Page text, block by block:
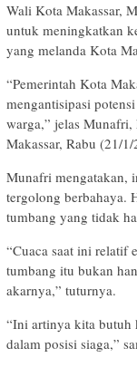
Wali Kota Makassar,
untuk meningkatkan
yang melanda Kota
“Pemerintah Kota
mengantisipasi
warga,” jelas
Makassar, Rabu (21/
Munafri mengatakan,
tergolong berbahaya.
tumbang yang tidak
“Cuaca saat ini relatif
tumbang itu bukan
akarnya,” tuturnya.
“Ini artinya kita butuh
dalam posisi siaga,”